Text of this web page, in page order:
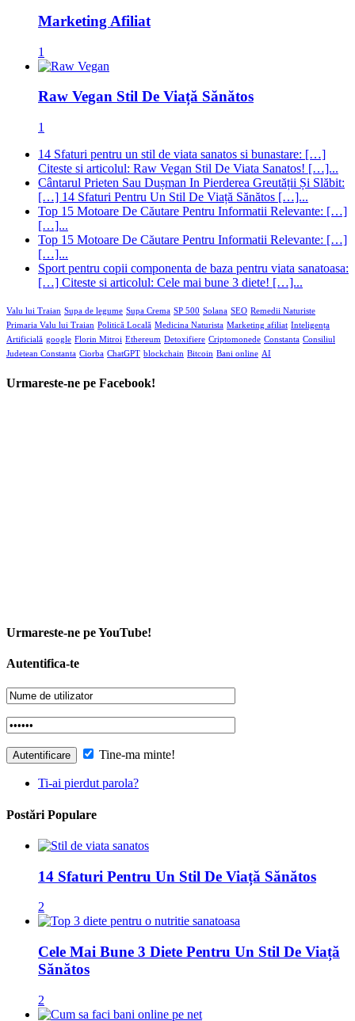
Marketing Afiliat
1
Raw Vegan Stil De Viață Sănătos
1
14 Sfaturi pentru un stil de viata sanatos si bunastare: […]
Citeste si articolul: Raw Vegan Stil De Viata Sanatos! […]...
Cântarul Prieten Sau Dușman In Pierderea Greutății Și Slăbit:
[…] 14 Sfaturi Pentru Un Stil De Viață Sănătos […]...
Top 15 Motoare De Căutare Pentru Informatii Relevante: […]
[…]...
Top 15 Motoare De Căutare Pentru Informatii Relevante: […]
[…]...
Sport pentru copii componenta de baza pentru viata sanatoasa:
[…] Citeste si articolul: Cele mai bune 3 diete! […]...
Valu lui Traian Supa de legume Supa Crema SP 500 Solana SEO Remedii Naturiste
Primaria Valu lui Traian Politică Locală Medicina Naturista Marketing afiliat Inteligența
Artificială google Florin Mitroi Ethereum Detoxifiere Criptomonede Constanta Consiliul
Judetean Constanta Ciorba ChatGPT blockchain Bitcoin Bani online AI
Urmareste-ne pe Facebook!
Urmareste-ne pe YouTube!
Autentifica-te
Tine-ma minte!
Ti-ai pierdut parola?
Postări Populare
14 Sfaturi Pentru Un Stil De Viață Sănătos
2
Cele Mai Bune 3 Diete Pentru Un Stil De Viață
Sănătos
2